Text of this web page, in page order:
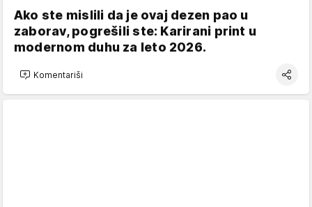
Ako ste mislili da je ovaj dezen pao u
zaborav, pogrešili ste: Karirani print u
modernom duhu za leto 2026.
Komentariši